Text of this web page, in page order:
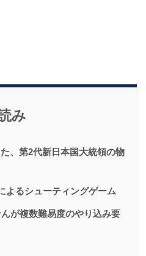
み
、第2代新日本国大統領の物
よるシューティングゲーム
が複数難易度のやり込み要